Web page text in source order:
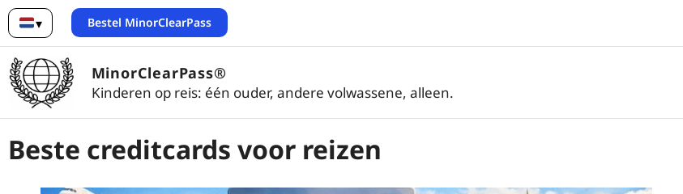
▾
Nederlands
Bestel MinorClearPass
MinorClearPass®
Kinderen op reis: één ouder, andere volwassene, alleen.
Beste creditcards voor reizen